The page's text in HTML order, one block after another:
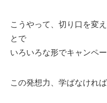
こうやって、切り口を変
とで
いろいろな形でキャンペ
この発想力、学ばなければ